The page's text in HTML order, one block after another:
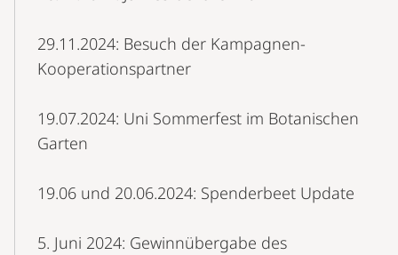
29.11.2024: Besuch der Kampagnen-
Kooperationspartner
19.07.2024: Uni Sommerfest im Botanischen
Garten
19.06 und 20.06.2024: Spenderbeet Update
5. Juni 2024: Gewinnübergabe des